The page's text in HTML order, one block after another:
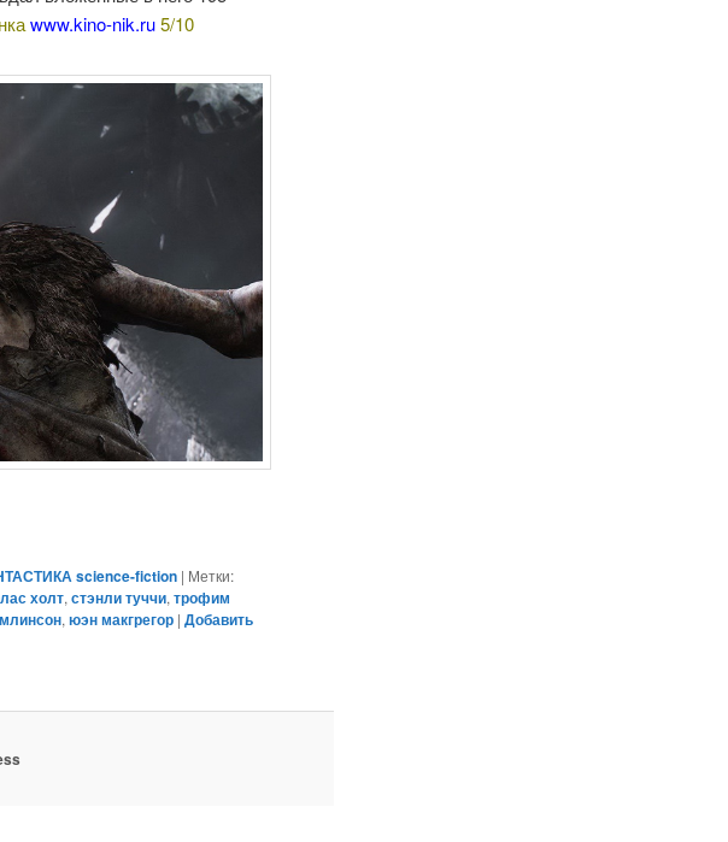
www.kino-nik.ru5/10
science-fiction | Метки:
холт,стэнли туччи,трофим
,юэн макгрегор |Добавить